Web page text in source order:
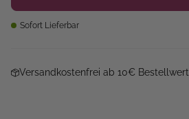
Sofort Lieferbar
Versandkostenfrei ab 10€ Bestellwert